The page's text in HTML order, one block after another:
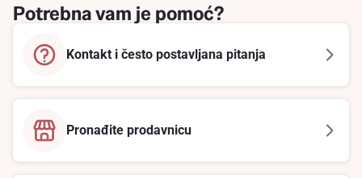
Potrebna vam je pomoć?
Kontakt i često postavljana pitanja
Pronađite prodavnicu